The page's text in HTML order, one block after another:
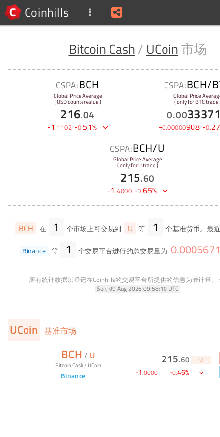
Coinhills
Bitcoin Cash / UCoin市场
CSPA:BCH
Global Price Average
( USD countervalue )
216.04
-1.1102 -0.51%
CSPA:BCH/
Global Price
( only for BTC trade
0.00
-0.00000908 -0.27
CSPA:BCH/U
Global Price Average
( only for U trade )
215.60
-1.4000 -0.65%
BCH 在 1 个市场上可交易到 U 等 1 个基准货币。最
Binance 等 1 个交易平台进行的总交易量为 0.
所有统计数据以登记在Coinhills的交易平台所提供的信息为准计算。
Sun, 09 Aug 2026 09:58:10 UTC
UCoin 基准市场
BCH / U
Bitcoin Cash/ UCoin
Binance
215.60 U
-1.0000 -0.46%